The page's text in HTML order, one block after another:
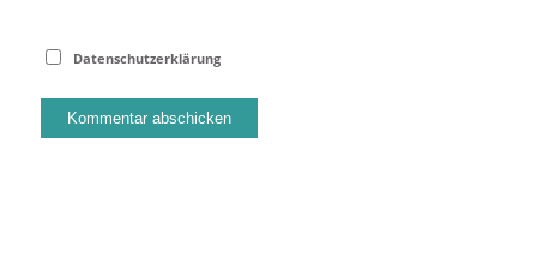
Datenschutzerklärung